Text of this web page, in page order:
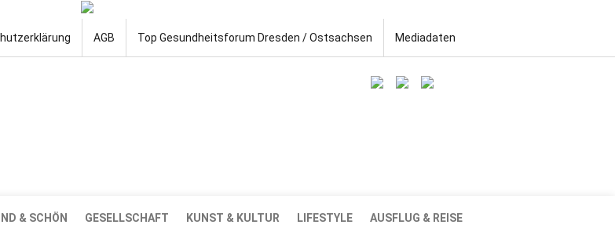
AGB Top Gesundheitsforum Dresden / Ostsachsen Mediadaten
& SCHÖN GESELLSCHAFT KUNST & KULTUR LIFESTYLE AUSFLUG & REISE